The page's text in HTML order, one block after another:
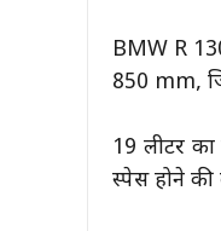
BMW R
850 mm,
19 लीटर
स्पेस होने